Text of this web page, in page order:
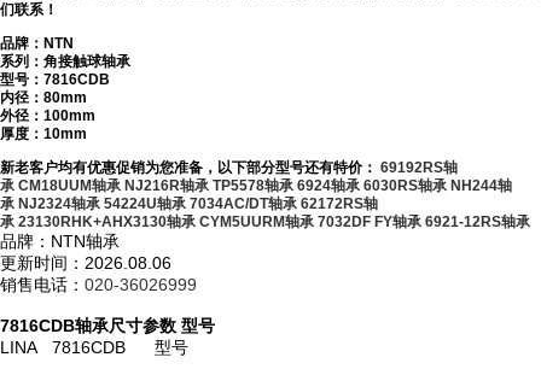
们联系！
品牌：NTN
系列：角接触球轴承
型号： 7816CDB
内径：80mm
外径：100mm
厚度：10mm
新老客户均有优惠促销为您准备，以下部分型号还有特价： 69192RS轴
承 CM18UUM轴承 NJ216R轴承 TP5578轴承 6924轴承 6030RS轴承 NH244轴
承 NJ2324轴承 54224U轴承 7034AC/DT轴承 62172RS轴
承 23130RHK+AHX3130轴承 CYM5UURM轴承 7032DF FY轴承 6921-12RS轴承
品牌：NTN轴承
更新时间：2026.08.06
销售电话： 020-36026999
7816CDB轴承尺寸参数 型号
LINA 7816CDB 型号